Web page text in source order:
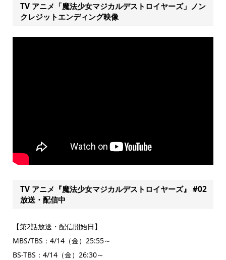
TV アニメ「魔法少女マジカルデストロイヤーズ」ノン
クレジットエンディング映像
TV アニメ『魔法少女マジカルデストロイヤーズ』 #02
放送・配信中
【第2話放送・配信開始日】
MBS/TBS：4/14（金）25:55～
BS-TBS：4/14（金）26:30～